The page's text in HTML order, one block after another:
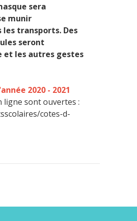
sera
munir
transports. Des
seront
et les autres gestes
2020 - 2021
ligne sont ouvertes :
cotes-d-